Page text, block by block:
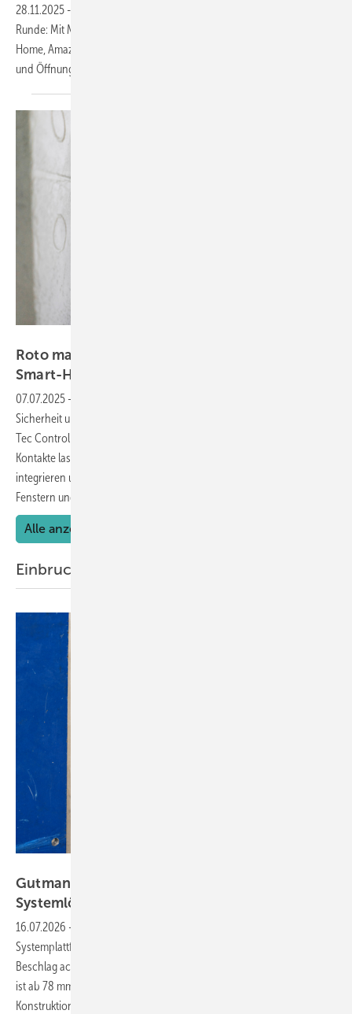
28.11.2025 -
Runde: Mit Matter-Unterstützung lässt sich die Lösung jetzt in Apple
Home, Amazon Alexa oder Google Home einbinden. Auch Mechanik
und Öffnungsüberwachung wurden
Roto macht Fenster und Türen fit für
Smart-Home-Systeme
07.07.2025 -
Sicherheit und automatisierte Haustechnik: Roto präsentiert sein "E-
Tec Control"-Programm in einer neuen Broschüre. Die potentialfreien
Kontakte lassen sich in alle gängigen Smart-Home-Systeme
integrieren und überwachen zuverlässig den Verschlusszustand von
Fenstern und
Alle anzeigen
Einbruchschutz
Gutmann und Winkhaus: Neue RC3-
Systemlösung ab 78 mm
16.07.2026 -
Systemplattform um eine neue Kombination mit dem Winkhaus-
Beschlag activPilot. Die geprüfte Lösung für Holz-Aluminium-Fenster
ist ab 78 mm Bautiefe verfügbar und bietet Verarbeitern mehr
Konstruktionsflexibilität.